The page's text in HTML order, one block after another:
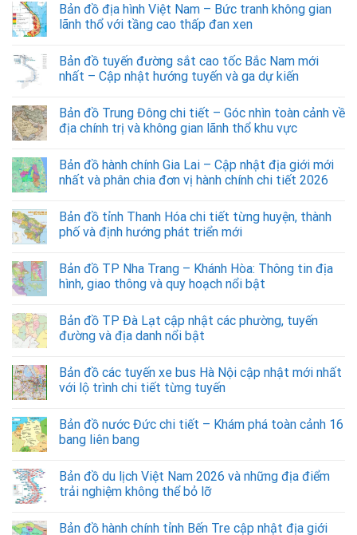
Bản đồ địa hình Việt Nam – Bức tranh không gian
lãnh thổ với tầng cao thấp đan xen
Bản đồ tuyến đường sắt cao tốc Bắc Nam mới
nhất – Cập nhật hướng tuyến và ga dự kiến
Bản đồ Trung Đông chi tiết – Góc nhìn toàn cảnh về
địa chính trị và không gian lãnh thổ khu vực
Bản đồ hành chính Gia Lai – Cập nhật địa giới mới
nhất và phân chia đơn vị hành chính chi tiết 2026
Bản đồ tỉnh Thanh Hóa chi tiết từng huyện, thành
phố và định hướng phát triển mới
Bản đồ TP Nha Trang – Khánh Hòa: Thông tin địa
hình, giao thông và quy hoạch nổi bật
Bản đồ TP Đà Lạt cập nhật các phường, tuyến
đường và địa danh nổi bật
Bản đồ các tuyến xe bus Hà Nội cập nhật mới nhất
với lộ trình chi tiết từng tuyến
Bản đồ nước Đức chi tiết – Khám phá toàn cảnh 16
bang liên bang
Bản đồ du lịch Việt Nam 2026 và những địa điểm
trải nghiệm không thể bỏ lỡ
Bản đồ hành chính tỉnh Bến Tre cập nhật địa giới